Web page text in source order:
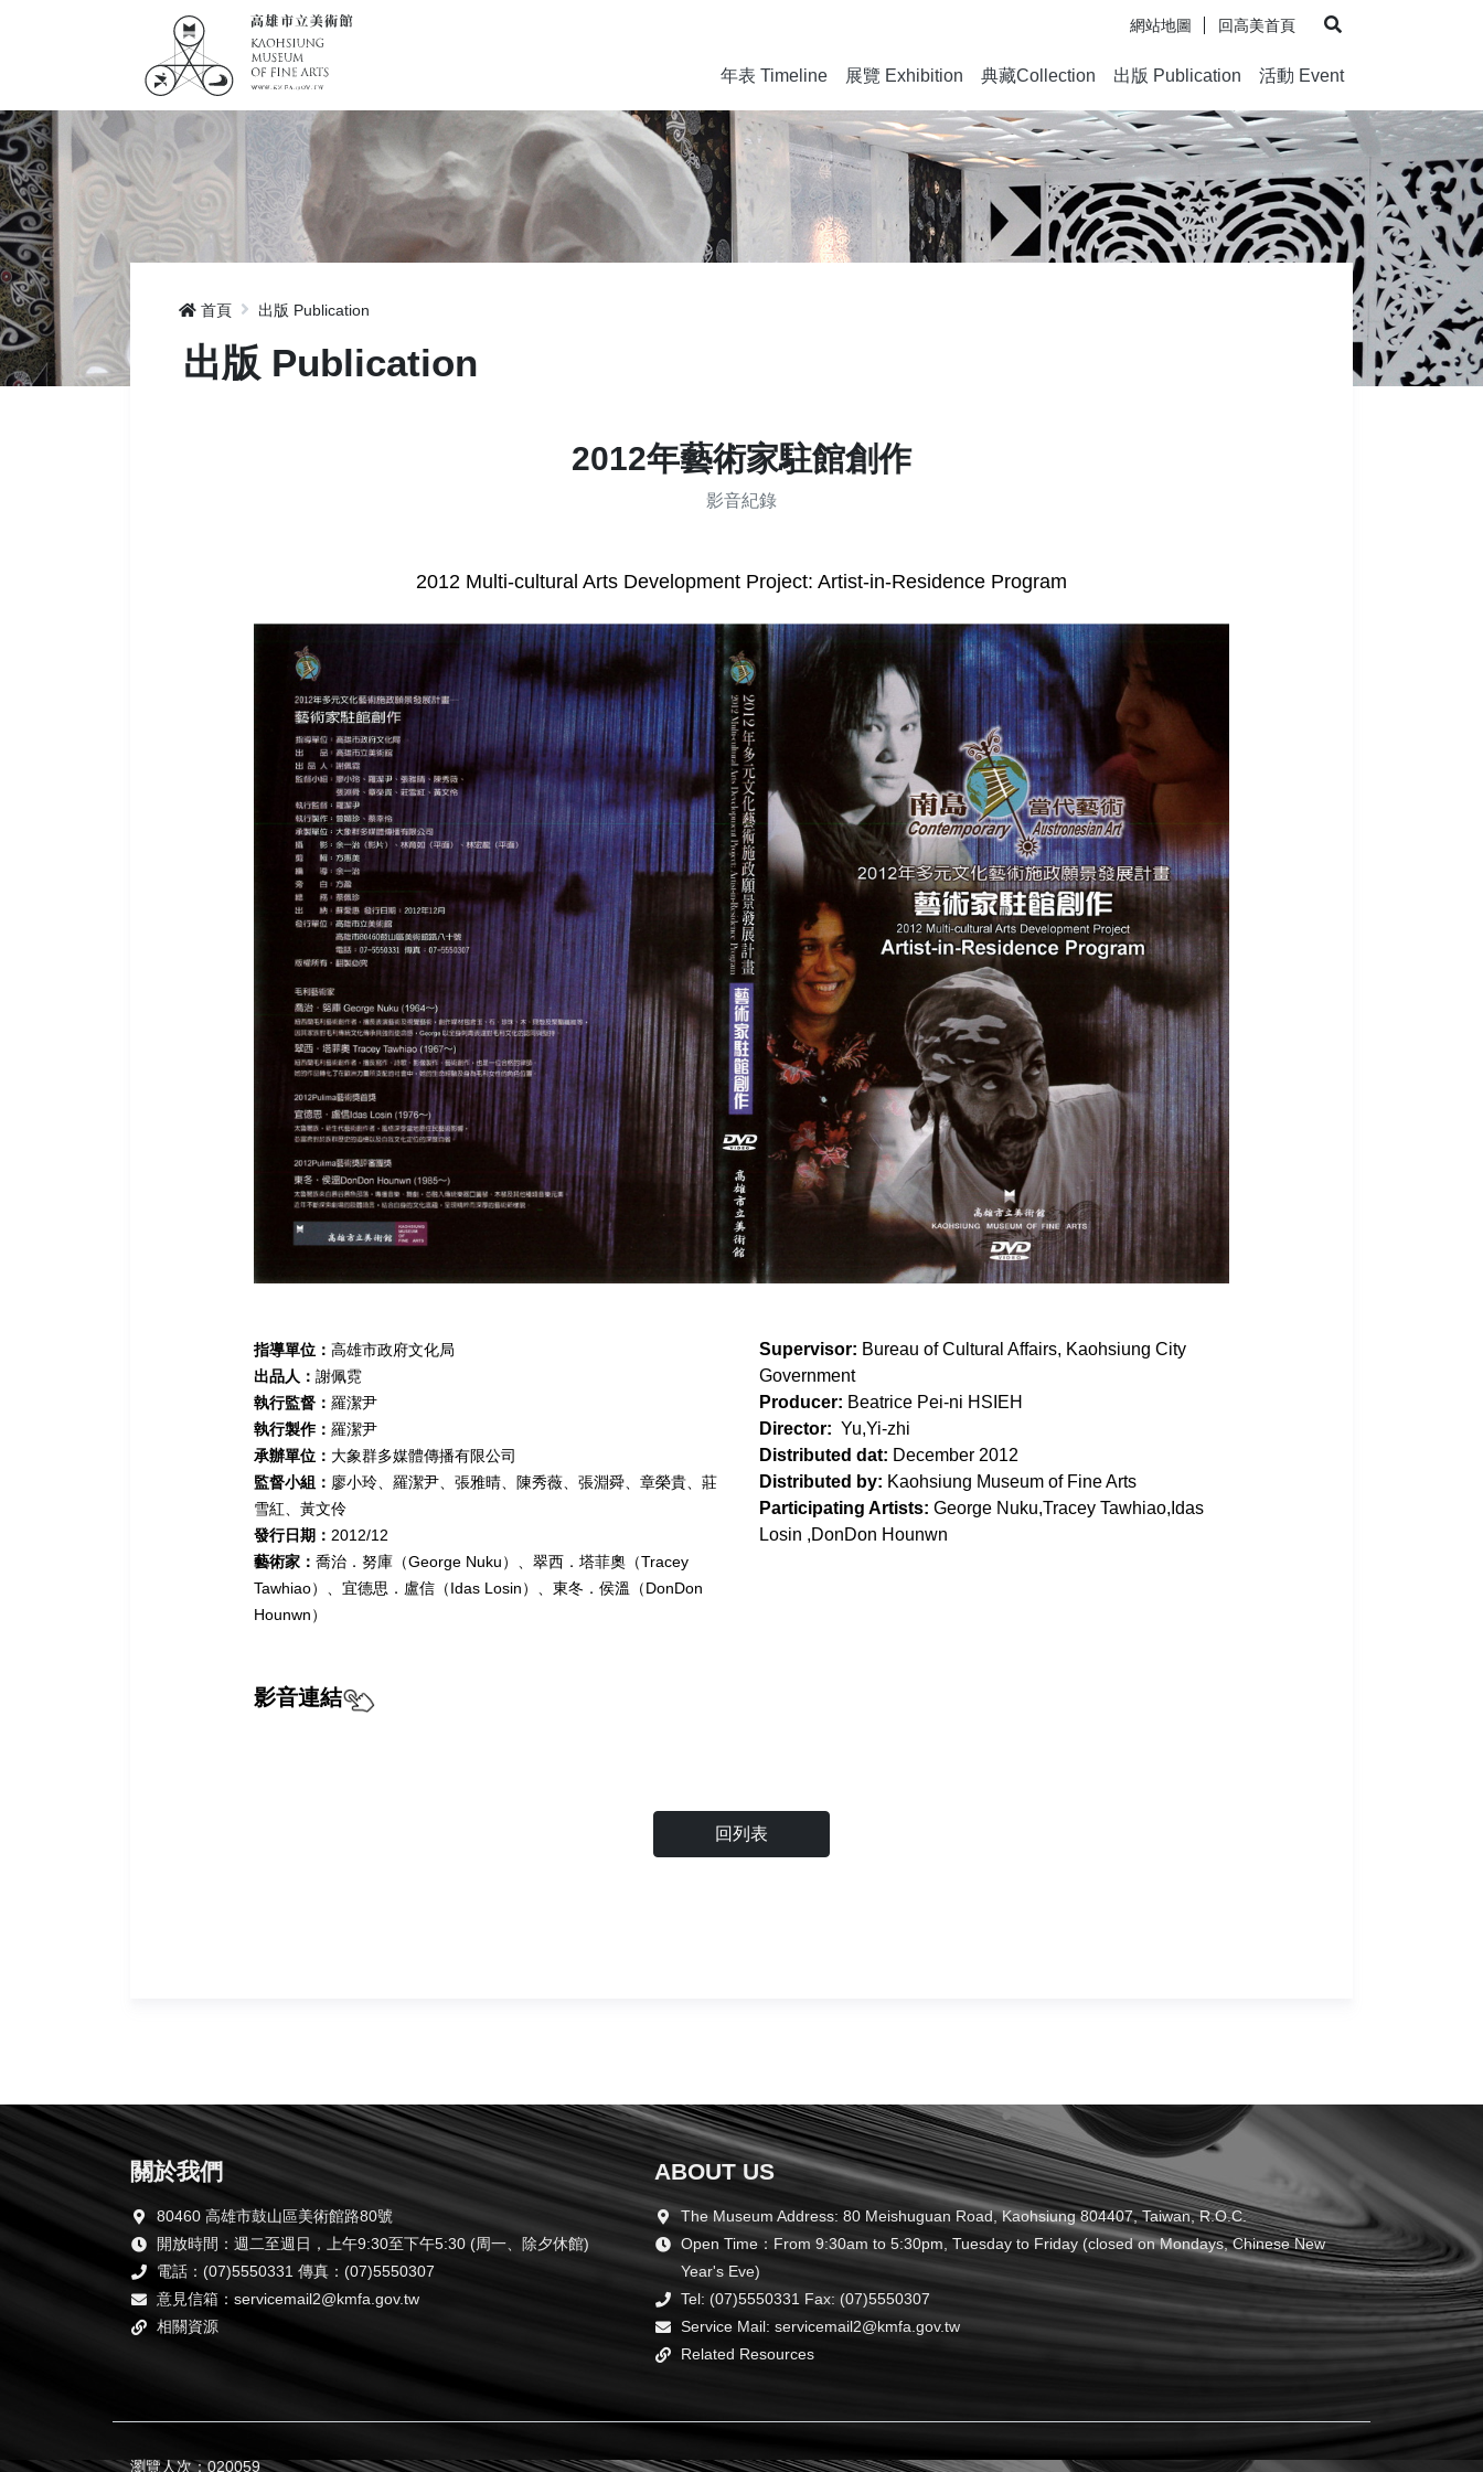
網站地圖 回高美首頁
年表 Timeline
展覽 Exhibition 典藏Collection 出版 Publication 活動 Event
首頁 出版 Publication
出版 Publication
2012年藝術家駐館創作
影音紀錄
2012 Multi-cultural Arts Development Project: Artist-in-Residence Program
指導單位： 高雄市政府文化局
出品人： 謝佩霓
執行監督： 羅潔尹
執行製作： 羅潔尹
承辦單位： 大象群多媒體傳播有限公司
監督小組： 廖小玲、羅潔尹、張雅晴、陳秀薇、張淵舜、章榮貴、莊
雪紅、黃文伶
發行日期： 2012/12
藝術家： 喬治．努庫（George Nuku）、翠西．塔菲奧（Tracey
Tawhiao）、宜德思．盧信（Idas Losin）、東冬．侯溫（DonDon
Hounwn）
影音連結
Supervisor: Bureau of Cultural Affairs, Kaohsiung City
Government
Producer: Beatrice Pei-ni HSIEH
Director: Yu,Yi-zhi
Distributed dat: December 2012
Distributed by: Kaohsiung Museum of Fine Arts
Participating Artists: George Nuku,Tracey Tawhiao,Idas
Losin ,DonDon Hounwn
回列表
關於我們
80460 高雄市鼓山區美術館路80號
開放時間：週二至週日，上午9:30至下午5:30 (周一、除夕休館)
電話：(07)5550331 傳真：(07)5550307
意見信箱：servicemail2@kmfa.gov.tw
相關資源
ABOUT US
The Museum Address: 80 Meishuguan Road, Kaohsiung 804407, Taiwan, R.O.C.
Open Time：From 9:30am to 5:30pm, Tuesday to Friday (closed on Mondays, Chinese New
Year's Eve)
Tel: (07)5550331 Fax: (07)5550307
Service Mail: servicemail2@kmfa.gov.tw
Related Resources
瀏覽人次：020059